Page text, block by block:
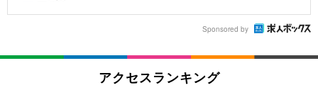
Sponsored by
アクセスランキング